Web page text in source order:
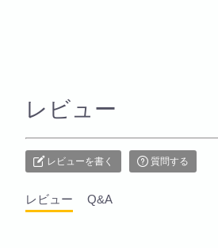
レビュー
レビューを書く 質問する
レビュー Q&A